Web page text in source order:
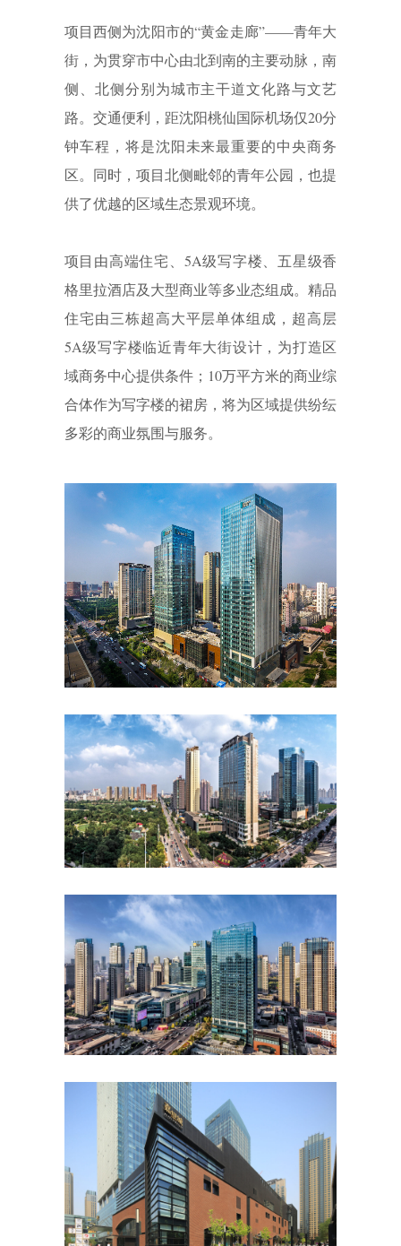
项目西侧为沈阳市的“黄金走廊”——青年大
街，为贯穿市中心由北到南的主要动脉，南
侧、北侧分别为城市主干道文化路与文艺
路。交通便利，距沈阳桃仙国际机场仅20分
钟车程，将是沈阳未来最重要的中央商务
区。同时，项目北侧毗邻的青年公园，也提
供了优越的区域生态景观环境。
项目由高端住宅、5A级写字楼、五星级香
格里拉酒店及大型商业等多业态组成。精品
住宅由三栋超高大平层单体组成，超高层
5A级写字楼临近青年大街设计，为打造区
域商务中心提供条件；10万平方米的商业综
合体作为写字楼的裙房，将为区域提供纷纭
多彩的商业氛围与服务。